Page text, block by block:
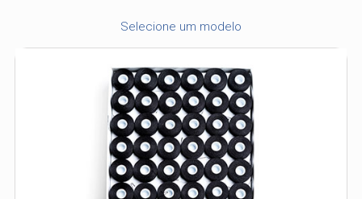
Selecione um modelo